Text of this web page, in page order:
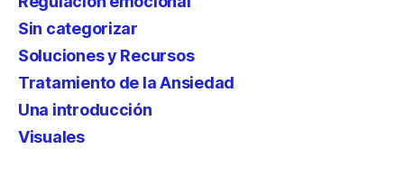
Sin categorizar
Soluciones y Recursos
Tratamiento de la Ansiedad
Una introducción
Visuales